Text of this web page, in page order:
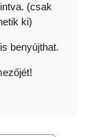
(csak
ki)
benyújthat.